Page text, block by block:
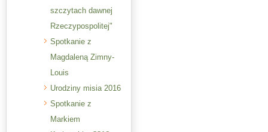
szczytach dawnej
Rzeczypospolitej"
Spotkanie z
Magdaleną Zimny-
Louis
Urodziny misia 2016
Spotkanie z
Markiem